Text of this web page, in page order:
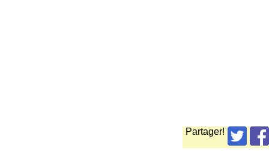
Partager!